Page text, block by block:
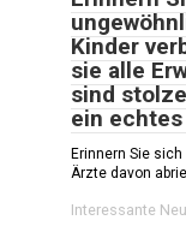
Kinder
sie alle
sind
ein echtes
Erinnern Sie
Ärzte davon
Interessante